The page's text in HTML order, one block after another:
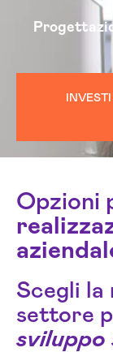
Opzioni
Scegli la
settore